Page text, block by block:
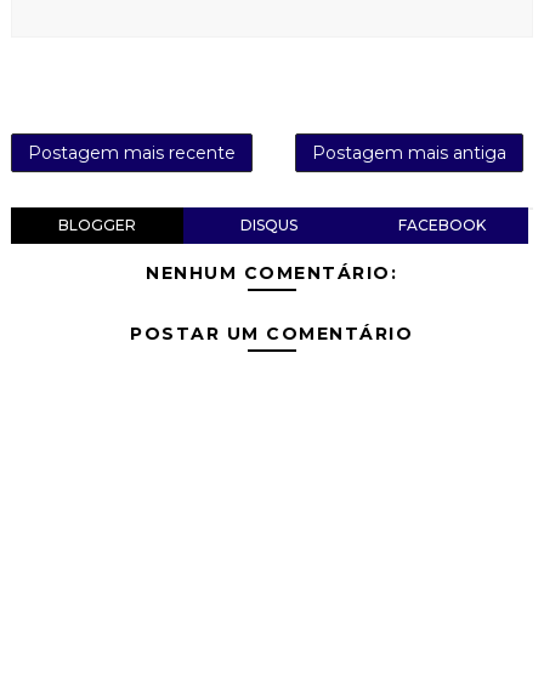
Postagem mais recente Postagem mais antiga
BLOGGER DISQUS FACEBOOK
NENHUM COMENTÁRIO:
POSTAR UM COMENTÁRIO